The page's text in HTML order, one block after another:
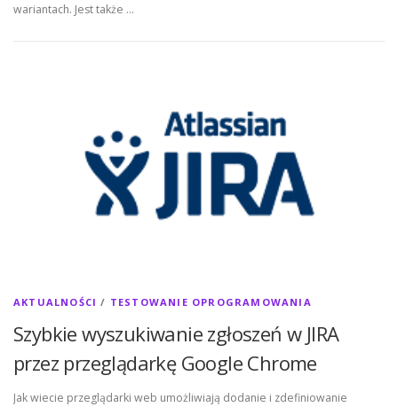
wariantach. Jest także …
AKTUALNOŚCI / TESTOWANIE OPROGRAMOWANIA
Szybkie wyszukiwanie zgłoszeń w JIRA
przez przeglądarkę Google Chrome
Jak wiecie przeglądarki web umożliwiają dodanie i zdefiniowanie